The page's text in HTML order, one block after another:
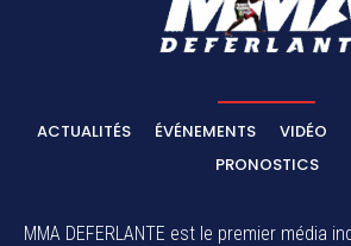
ACTUALITÉS ÉVÉNEMENTS VIDÉO
PRONOSTICS
MMA DEFERLANTE est le premier média